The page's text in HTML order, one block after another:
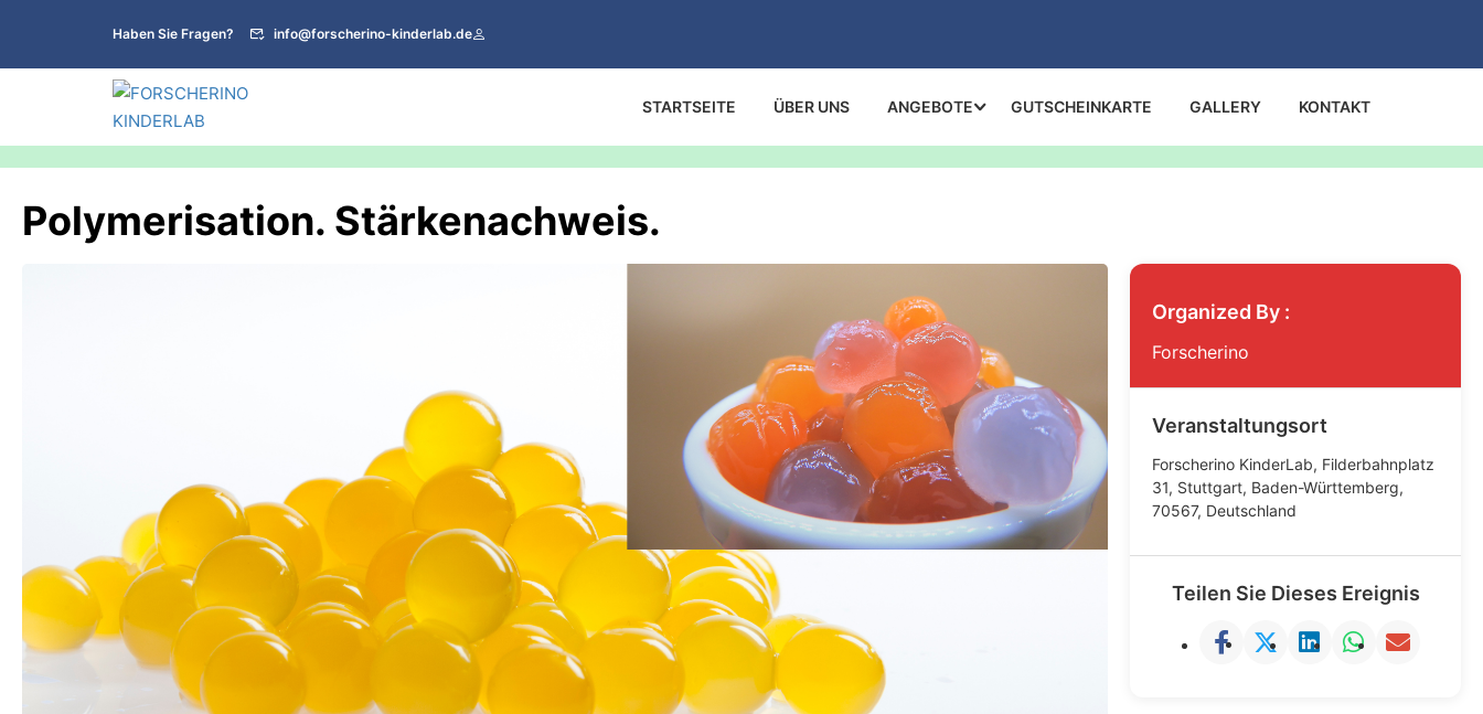
Haben Sie Fragen? info@forscherino-kinderlab.de
STARTSEITE ÜBER UNS ANGEBOTE GUTSCHEINKARTE GALLERY KONTAKT
Polymerisation. Stärkenachweis.
Organized By :
Forscherino
Veranstaltungsort
Forscherino KinderLab, Filderbahnplatz
31, Stuttgart, Baden-Württemberg,
70567, Deutschland
Teilen Sie Dieses Ereignis